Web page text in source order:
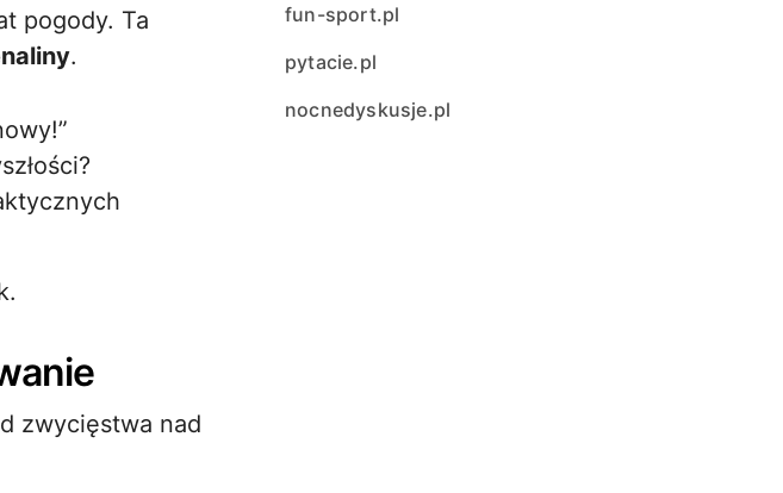
pogody. Ta
.
zwycięstwa nad
fun-sport.pl
pytacie.pl
nocnedyskusje.pl